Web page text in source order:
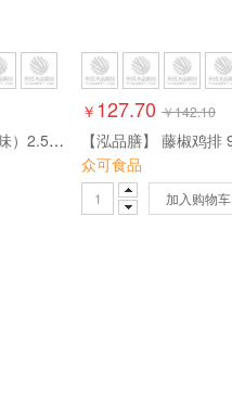
【鲁不二】连心脆（奥尔良味）2.5kg*4包 10kg
￥ 127.70 ￥142.10
众可食品
加入购物车